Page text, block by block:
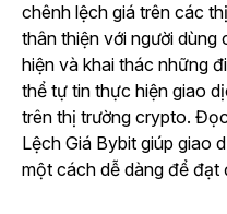
chênh lệch giá trên các
thân thiện với người dùng
hiện và khai thác những
thể tự tin thực hiện giao
trên thị trường crypto.
Lệch Giá Bybit giúp giao
một cách dễ dàng để đạt